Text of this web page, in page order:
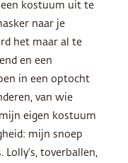
een kostuum uit te
naar je
het maar al te
en een
in een optocht
van wie
eigen kostuum
mijn snoep
toverballen,